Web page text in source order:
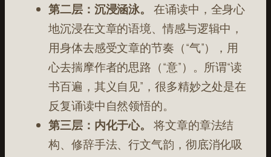
第二层：沉浸涵泳。
在诵读中，全身心
地沉浸在文章的语境、情感与逻辑中，
用身体去感受文章的节奏（“气”），用
心去揣摩作者的思路（“意”）。所谓“读
书百遍，其义自见”，很多精妙之处是在
反复诵读中自然领悟的。
第三层：内化于心。
将文章的章法结
构、修辞手法、行文气韵，彻底消化吸